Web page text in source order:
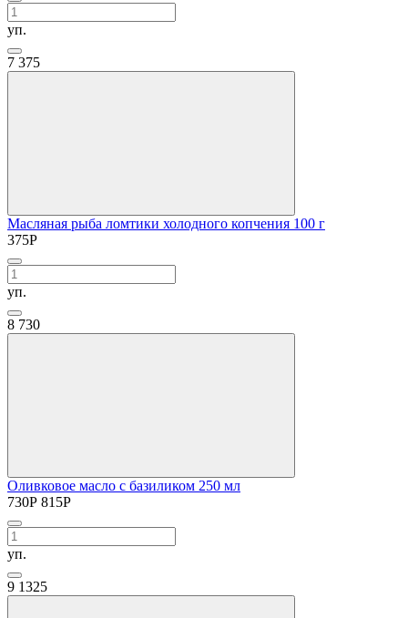
уп.
7 375
Масляная рыба ломтики холодного копчения 100 г
375Р
уп.
8 730
Оливковое масло с базиликом 250 мл
730Р 815Р
уп.
9 1325